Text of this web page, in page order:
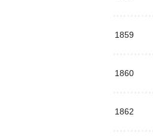
1859
1860
1862